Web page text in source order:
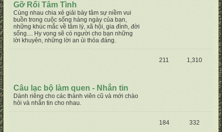
Gỡ Rối Tâm Tình
Cùng nhau chia xẻ giải bày tâm sự niềm vui
buồn trong cuộc sống hàng ngày của bạn,
những khúc mắc về tâm lý, xã hội, gia đình, đời
sống.... Hy vọng sẽ có người cho bạn những
lời khuyên, những lời an ủi thỏa đáng.
Câu lạc bộ làm quen - Nhắn tin
Dành riêng cho các thành viên cũ và mới chào
hỏi và nhắn tin cho nhau.
211 1,310
184 332